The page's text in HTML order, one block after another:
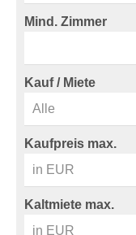
Mind. Zimmer
Kauf / Miete
Kaufpreis max.
Kaltmiete max.